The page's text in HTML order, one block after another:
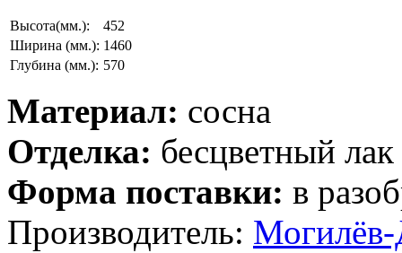
Высота(мм.):
452
Ширина (мм.): 1460
Глубина (мм.): 570
Материал: сосна
Отделка: бесцветный лак
Форма поставки: в
Производитель: